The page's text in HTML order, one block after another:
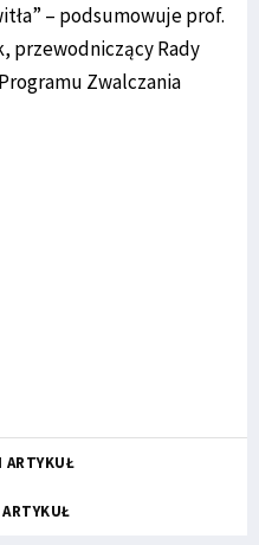
– podsumowuje prof.
przewodniczący Rady
Zwalczania
ARTYKUŁ